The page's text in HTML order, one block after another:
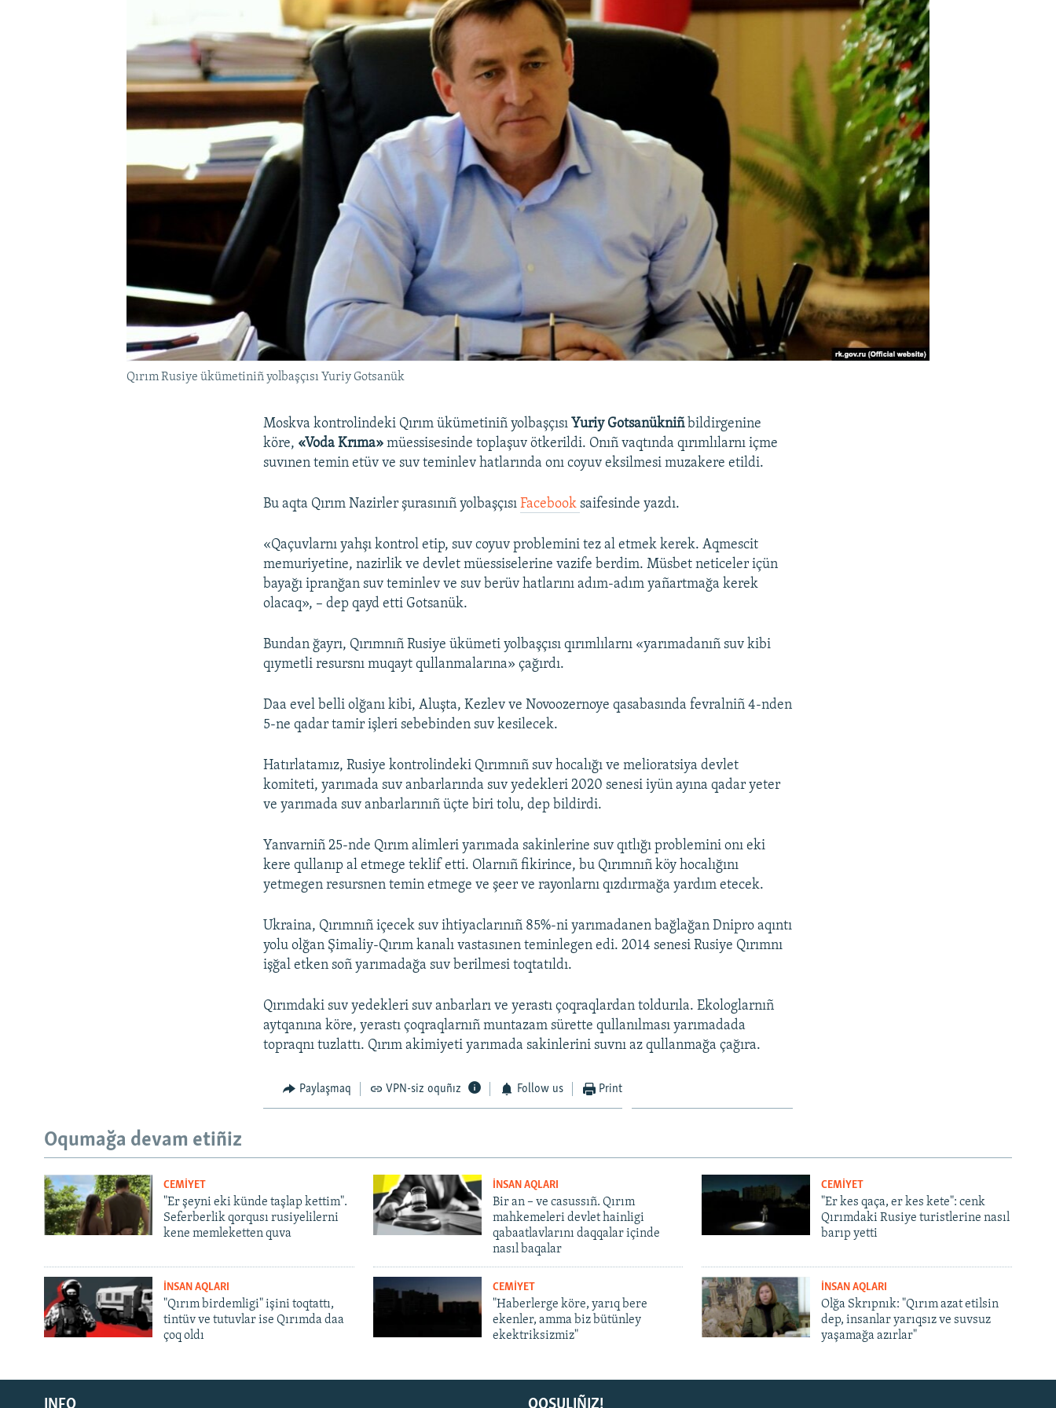
Русский
Українською
Qırım Rusiye ükümetiniñ yolbaşçısı Yuriy Gotsanük
Moskva kontrolindeki Qırım ükümetiniñ yolbaşçısı Yuriy Gotsanükniñ bildirgenine
köre, «Voda Krıma» müessisesinde toplaşuv ötkerildi. Onıñ vaqtında qırımlılarnı içme
suvınen temin etüv ve suv teminlev hatlarında onı coyuv eksilmesi muzakere etildi.
Bu aqta Qırım Nazirler şurasınıñ yolbaşçısıFacebooksaifesinde yazdı.
«Qaçuvlarnı yahşı kontrol etip, suv coyuv problemini tez al etmek kerek. Aqmescit
memuriyetine, nazirlik ve devlet müessiselerine vazife berdim. Müsbet neticeler içün
bayağı ipranğan suv teminlev ve suv berüv hatlarını adım-adım yañartmağa kerek
olacaq», – dep qayd etti Gotsanük.
Bundan ğayrı, Qırımnıñ Rusiye ükümeti yolbaşçısı qırımlılarnı «yarımadanıñ suv kibi
qıymetli resursnı muqayt qullanmalarına» çağırdı.
Daa evel belli olğanı kibi, Aluşta, Kezlev ve Novoozernoye qasabasında fevralniñ 4-nden
5-ne qadar tamir işleri sebebinden suv kesilecek.
Hatırlatamız, Rusiye kontrolindeki Qırımnıñ suv hocalığı ve melioratsiya devlet
komiteti, yarımada suv anbarlarında suv yedekleri 2020 senesi iyün ayına qadar yeter
ve yarımada suv anbarlarınıñ üçte biri tolu, dep bildirdi.
Yanvarniñ 25-nde Qırım alimleri yarımada sakinlerine suv qıtlığı problemini onı eki
kere qullanıp al etmege teklif etti. Olarnıñ fikirince, bu Qırımnıñ köy hocalığını
yetmegen resursnen temin etmege ve şeer ve rayonlarnı qızdırmağa yardım etecek.
Ukraina, Qırımnıñ içecek suv ihtiyaclarınıñ 85%-ni yarımadanen bağlağan Dnipro aqıntı
yolu olğan Şimaliy-Qırım kanalı vastasınen teminlegen edi. 2014 senesi Rusiye Qırımnı
işğal etken soñ yarımadağa suv berilmesi toqtatıldı.
Qırımdaki suv yedekleri suv anbarları ve yerastı çoqraqlardan toldurıla. Ekologlarnıñ
aytqanına köre, yerastı çoqraqlarnıñ muntazam sürette qullanılması yarımadada
topraqnı tuzlattı. Qırım akimiyeti yarımada sakinlerini suvnı az qullanmağa çağıra.
Paylaşmaq VPN-siz oquñız Follow us Print
Oqumağa devam etiñiz
CEMİYET
"Er şeyni eki künde taşlap kettim".
Seferberlik qorqusı rusiyelilerni
kene memleketten quva
İNSAN AQLARI
Bir an – ve casussıñ. Qırım
mahkemeleri devlet hainligi
qabaatlavlarını daqqalar içinde
nasıl baqalar
CEMİYET
"Er kes qaça, er kes kete": cenk
Qırımdaki Rusiye turistlerine nasıl
barıp yetti
İNSAN AQLARI
"Qırım birdemligi" işini toqtattı,
tintüv ve tutuvlar ise Qırımda daa
çoq oldı
CEMİYET
"Haberlerge köre, yarıq bere
ekenler, amma biz bütünley
ekektriksizmiz"
İNSAN AQLARI
Olğa Skrıpnık: "Qırım azat etilsin
dep, insanlar yarıqsız ve suvsuz
yaşamağa azırlar"
QOŞULIÑIZ!
INFO